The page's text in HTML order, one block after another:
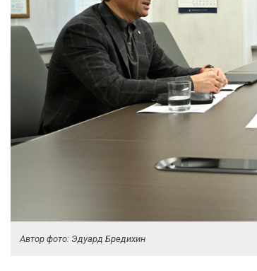
Автор фото: Эдуард Бредихин